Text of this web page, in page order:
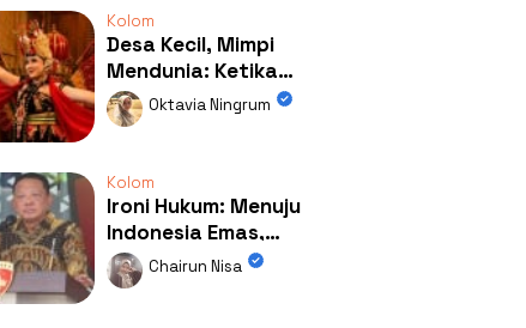
Kolom
Desa Kecil, Mimpi
Mendunia: Ketika
Kolaborasi
Mengubah Wajah
Oktavia Ningrum
Kolom
Ironi Hukum: Menuju
Indonesia Emas,
Ternyata Emasnya
Ada di Rumah Febrie!
Chairun Nisa